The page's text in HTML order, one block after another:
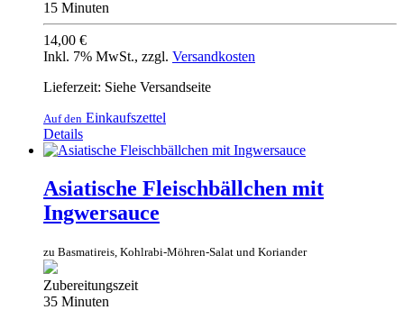
15 Minuten
14,00 €
Inkl. 7% MwSt., zzgl. Versandkosten
Lieferzeit: Siehe Versandseite
Auf den Einkaufszettel
Details
Asiatische Fleischbällchen mit
Ingwersauce
zu Basmatireis, Kohlrabi-Möhren-Salat und Koriander
Zubereitungszeit
35 Minuten